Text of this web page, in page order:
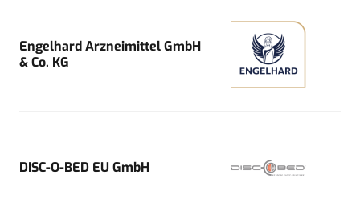
Engelhard Arzneimittel GmbH
& Co. KG
DISC-O-BED EU GmbH